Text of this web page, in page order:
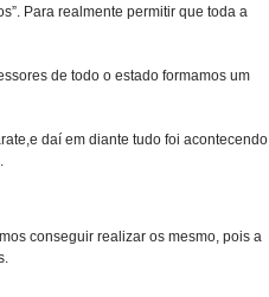
Para realmente permitir que toda a
de todo o estado formamos um
daí em diante tudo foi acontecendo
conseguir realizar os mesmo, pois a